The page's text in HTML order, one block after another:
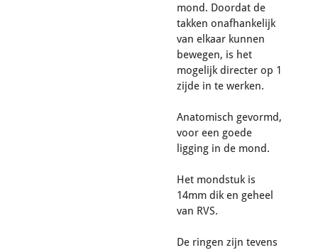
mond. Doordat de
takken onafhankelijk
van elkaar kunnen
bewegen, is het
mogelijk directer op 1
zijde in te werken.
Anatomisch gevormd,
voor een goede
ligging in de mond.
Het mondstuk is
14mm dik en geheel
van RVS.
De ringen zijn tevens